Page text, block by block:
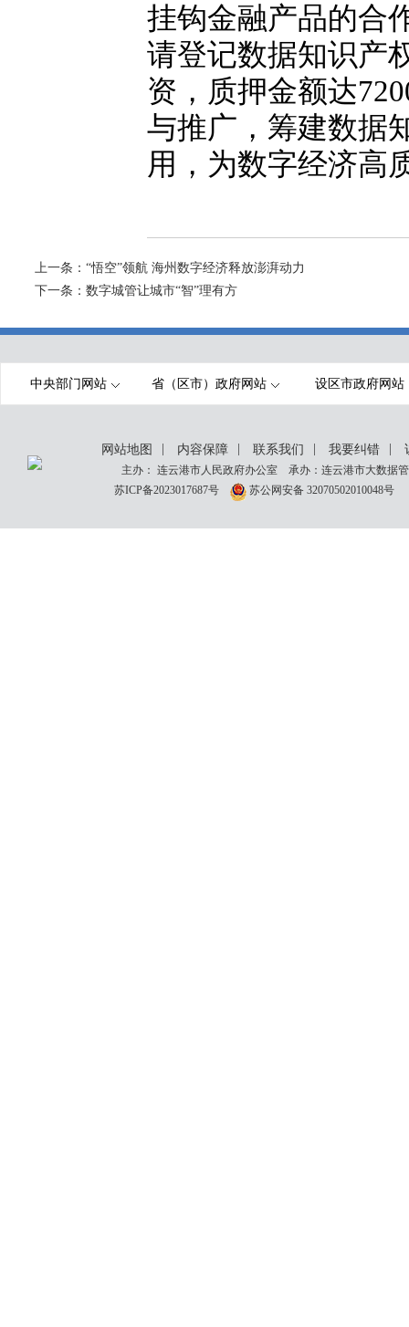
挂钩金融产品的合
请登记数据知识产
资，质押金额达
与推广，筹建数据
用，为数字经济高
上一条： “悟空”领航 海州数字经济释放澎湃动力
下一条： 数字城管让城市“智”理有方
中央部门网站 省（区市）政府网站 设区市政府网站
网站地图 内容保障 联系我们 我要纠错
主办： 连云港市人民政府办公室 承办：连云港市大数据
苏ICP备2023017687号
苏公网安备 32070502010048号